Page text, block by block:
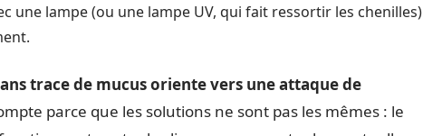
une lampe (ou une lampe UV, qui fait ressortir les chenilles)
trace de mucus oriente vers une attaque de
parce que les solutions ne sont pas les mêmes : le